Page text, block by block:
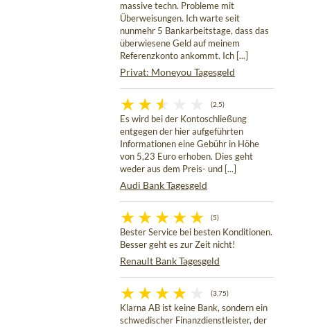
massive techn. Probleme mit
Überweisungen. Ich warte seit
nunmehr 5 Bankarbeitstage, dass das
überwiesene Geld auf meinem
Referenzkonto ankommt. Ich [...]
Privat: Moneyou Tagesgeld
(2,5)
Es wird bei der Kontoschließung
entgegen der hier aufgeführten
Informationen eine Gebühr in Höhe
von 5,23 Euro erhoben. Dies geht
weder aus dem Preis- und [...]
Audi Bank Tagesgeld
(5)
Bester Service bei besten Konditionen.
Besser geht es zur Zeit nicht!
Renault Bank Tagesgeld
(3,75)
Klarna AB ist keine Bank, sondern ein
schwedischer Finanzdienstleister, der